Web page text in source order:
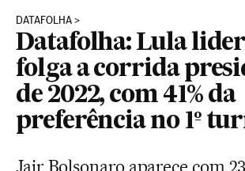
DATAFOLHA
Datafolha: Lula
folga a corrida
de 2022, com 41% da
preferência no 1º
Jair Bolsonaro aparece com